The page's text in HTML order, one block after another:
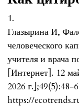
1.
Глазырина И,
человеческого
учителя и врача
[Интернет]. 12
2026 г.];49(5):48-
https://